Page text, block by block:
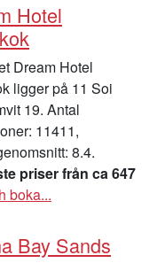
Hotel
Dream Hotel
ligger på 11 Soi
19. Antal
11411,
8.4.
priser från ca 647
boka...
Bay Sands